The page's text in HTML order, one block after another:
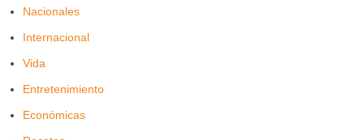
Nacionales
Internacional
Vida
Entretenimiento
Económicas